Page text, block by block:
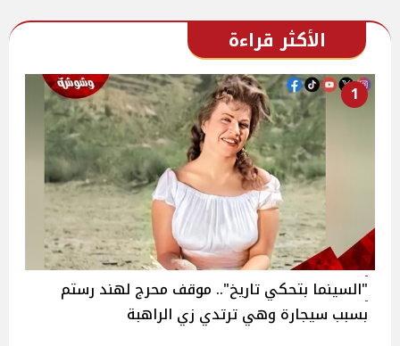
الأكثر قراءة
1
"السينما بتحكي تاريخ".. موقف محرج لهند رستم
بسبب سيجارة وهي ترتدي زي الراهبة